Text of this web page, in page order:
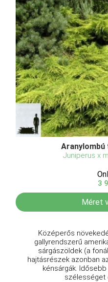
Juniperus x
3
Méret
Középerős
gallyrendszerű
sárgászöldek (a
hajtásrészek azonban
kénsárgák.
szélességet